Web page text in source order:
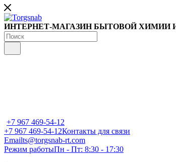
ИНТЕРНЕТ-МАГАЗИН БЫТОВОЙ
+7 967 469-54-12
+7 967 469-54-12Контакты для связи
Emailts@torgsnab-rt.com
Режим работыПн - Пт: 8:30 - 17:30